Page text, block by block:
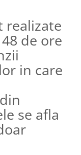
realizate
de ore
in care
se afla